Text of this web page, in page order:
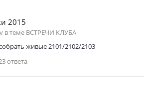
2015
в теме ВСТРЕЧИ КЛУБА
живые 2101/2102/2103
ответа